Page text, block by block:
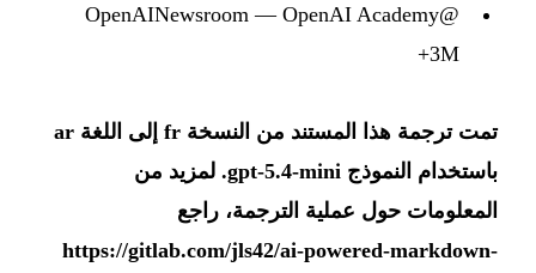
@OpenAINewsroom — OpenAI Academy
3M+
تمت ترجمة هذا المستند من النسخة fr إلى اللغة ar
باستخدام النموذج gpt-5.4-mini. لمزيد من
المعلومات حول عملية الترجمة، راجع
https://gitlab.com/jls42/ai-powered-markdown-